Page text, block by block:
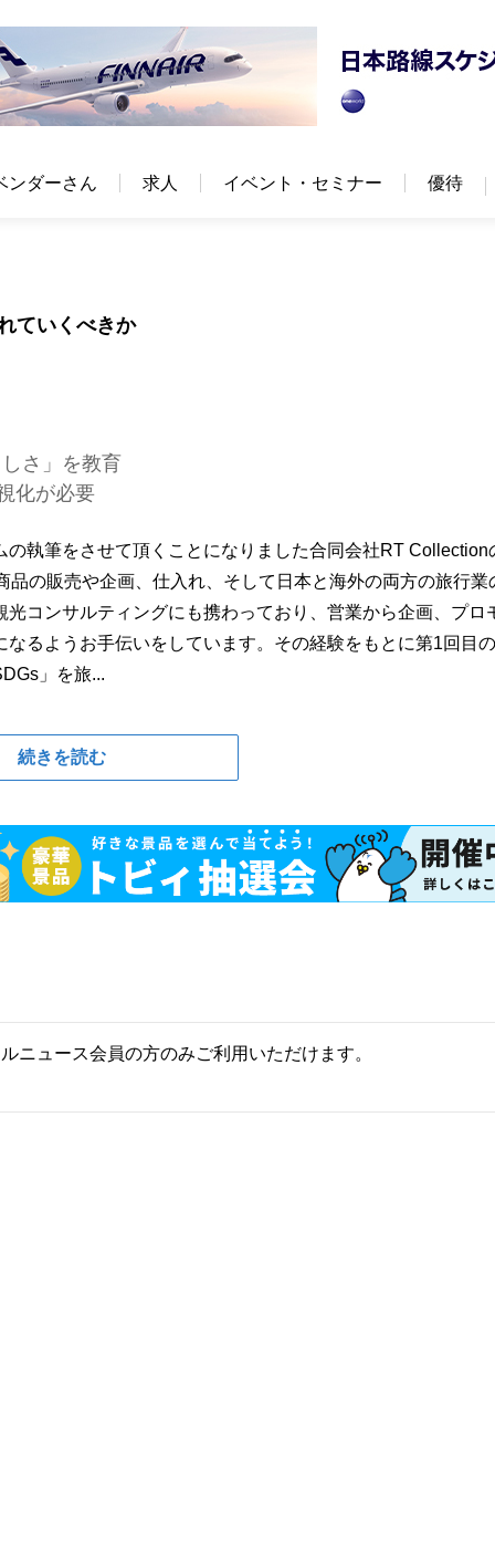
ンダーさん 求人 イベント・セミナー 優待
ていくべきか
さ」を教育
化が必要
執筆をさせて頂くことになりました合同会社RT Collection
の販売や企画、仕入れ、そして日本と海外の両方の旅行業
コンサルティングにも携わっており、営業から企画、プロ
るようお手伝いをしています。その経験をもとに第1回目
」を旅...
続きを読む
ニュース会員の方のみご利用いただけます。